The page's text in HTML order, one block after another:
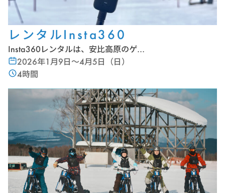
レンタルInsta360
Insta360レンタルは、安比高原のゲ…
2026年1月9日～4月5日（日）
4時間